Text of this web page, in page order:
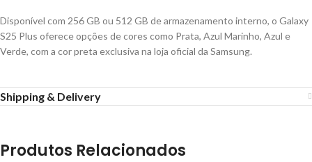
Disponível com 256 GB ou 512 GB de armazenamento interno, o Galaxy
S25 Plus oferece opções de cores como Prata, Azul Marinho, Azul e
Verde, com a cor preta exclusiva na loja oficial da Samsung.
Shipping & Delivery
Produtos Relacionados